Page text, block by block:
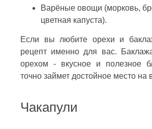
Варёные овощи (морковь,
цветная капуста).
Если вы любите орехи и
рецепт именно для вас.
орехом - вкусное и полезное
точно займет достойное место на
Чакапули